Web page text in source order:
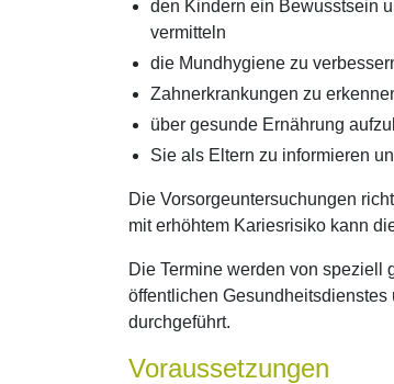
den Kindern ein Bewusstsein
vermitteln
die Mundhygiene zu
Zahnerkrankungen zu
über gesunde Ernährung
Sie als Eltern zu informieren
Die Vorsorgeuntersuchungen
mit erhöhtem Kariesrisiko kann
Die Termine werden von speziell
öffentlichen
durchgeführt.
Voraussetzungen